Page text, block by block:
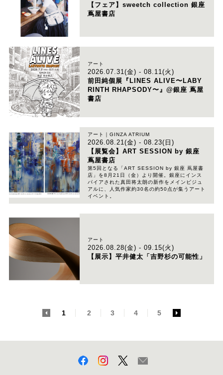
【フェア】sweetch collection 銀座
蔦屋書店
アート
2026.07.31(金) - 08.11(火)
前田純個展『LINES ALIVE〜LABY
RINTH RHAPSODY〜』@銀座 蔦屋
書店
アート｜GINZA ATRIUM
2026.08.21(金) - 08.23(日)
【展覧会】ART SESSION by 銀座
蔦屋書店
第5回となる「ART SESSION by 銀座 蔦屋書
店」を8月21日（金）より開催。銀座にインス
パイアされた真田将太朗の新作をメインビジュ
アルに、人気作家約30名の約50点が集うアート
イベント。
アート
2026.08.28(金) - 09.15(火)
【展示】平井健太「吉野杉の可能性」
1 2 3 4 5